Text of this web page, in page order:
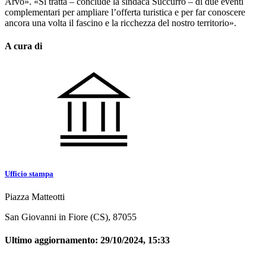
complementari per ampliare l’offerta turistica e per far conoscere
ancora una volta il fascino e la ricchezza del nostro territorio».
A cura di
Ufficio stampa
Piazza Matteotti
San Giovanni in Fiore (CS), 87055
Ultimo aggiornamento: 29/10/2024, 15:33